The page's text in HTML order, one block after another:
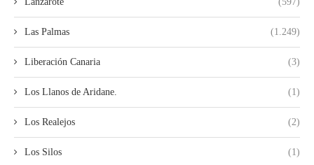
Las Palmas (1.249)
Liberación Canaria (3)
Los Llanos de Aridane. (1)
Los Realejos (2)
Los Silos (1)